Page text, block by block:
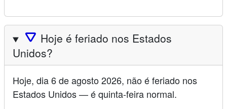
🛆 Hoje é feriado nos Estados
Unidos?
Hoje, dia 6 de agosto 2026, não é feriado nos
Estados Unidos — é quinta-feira normal.